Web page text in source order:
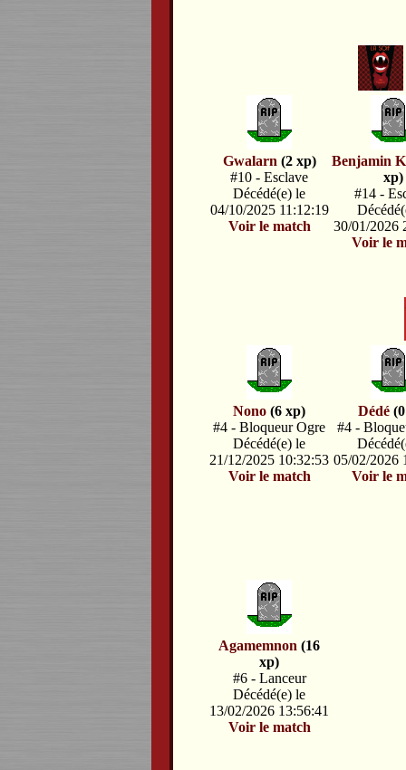
Gwalarn (2 xp)
#10 - Esclave
Décédé(e) le
04/10/2025 11:12:19
Voir le match
Benjamin
xp)
#14 -
30/01/2026
Voir le
Nono (6 xp)
#4 - Bloqueur Ogre
Décédé(e) le
21/12/2025 10:32:53
Voir le match
Dédé(0
#4 -
05/02/2026
Voir le
Agamemnon(16
xp)
#6 - Lanceur
Décédé(e) le
13/02/2026 13:56:41
Voir le match